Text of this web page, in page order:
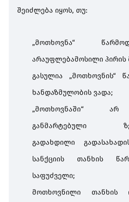
შეიძლება იყოს, თუ:
„მოთხოვნა“
არაუფლებამოსილი პირის
გასულია „მოთხოვნის“
ხანდაზმულობის ვადა;
„მოთხოვნაში“ არ
განმარტებული
გადახდილი
სანქციის თანხის
საფუძველი;
მოთხოვნილი
თანხის